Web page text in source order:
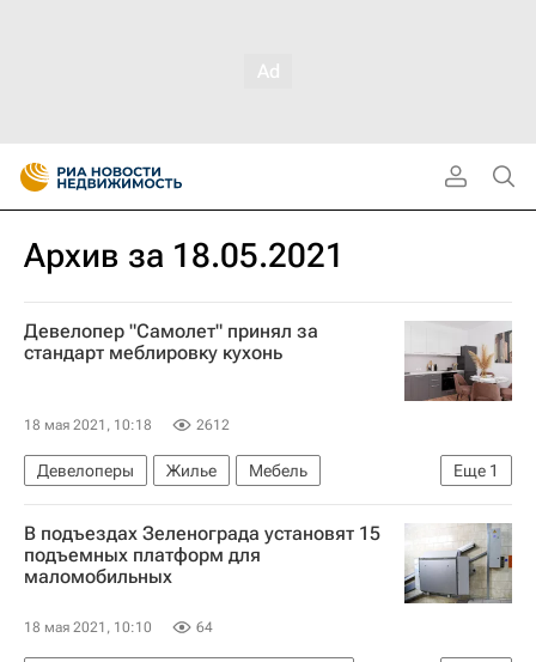
Архив за 18.05.2021
Девелопер "Самолет" принял за
стандарт меблировку кухонь
18 мая 2021, 10:18 2612
Еще 1
Девелоперы Жилье
Мебель
Самолет (девелопер)
В подъездах Зеленограда установят 15
подъемных платформ для
маломобильных
18 мая 2021, 10:10 64